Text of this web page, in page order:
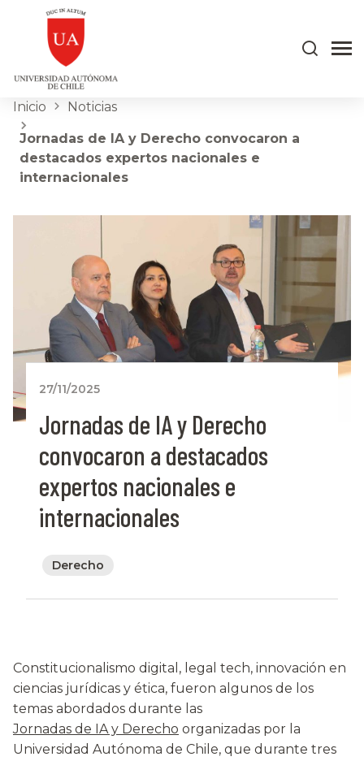
Inicio Noticias
Jornadas de IA y Derecho convocaron a
destacados expertos nacionales e
internacionales
27/11/2025
Jornadas de IA y Derecho
convocaron a destacados
expertos nacionales e
internacionales
Derecho
Constitucionalismo digital, legal tech, innovación en
ciencias jurídicas y ética, fueron algunos de los
temas abordados durante las
Jornadas de IA y Derecho organizadas por la
Universidad Autónoma de Chile, que durante tres